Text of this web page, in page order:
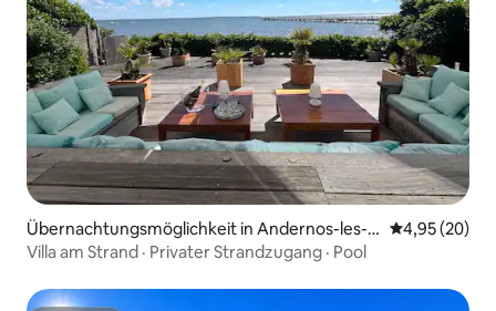
Übernachtungsmöglichkeit in Andernos-les-B
ains
4,95 (20)
Villa am Strand · Privater Strandzugang · Pool